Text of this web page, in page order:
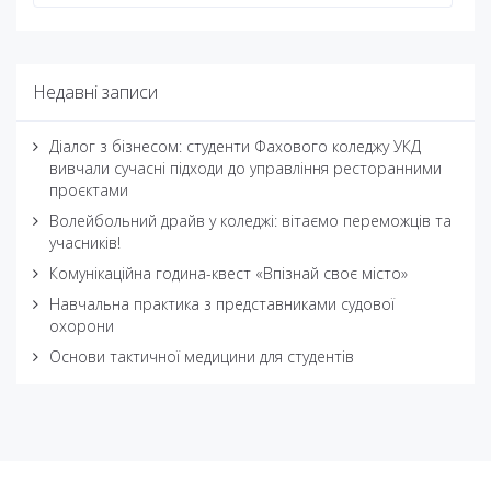
Недавні записи
Діалог з бізнесом: студенти Фахового коледжу УКД
вивчали сучасні підходи до управління ресторанними
проєктами
Волейбольний драйв у коледжі: вітаємо переможців та
учасників!
Комунікаційна година-квест «Впізнай своє місто»
Навчальна практика з представниками судової
охорони
Основи тактичної медицини для студентів